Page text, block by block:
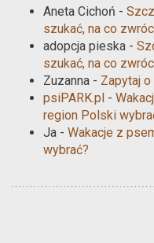
Aneta Cichoń -
szukać, na co
adopcja pieska -
szukać, na co
Zuzanna - Zapytaj
psiPARK.pl -
region Polski
Ja - Wakacje z
wybrać?